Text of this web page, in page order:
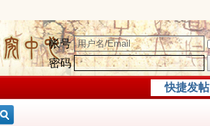
帐号
密码
快捷发帖